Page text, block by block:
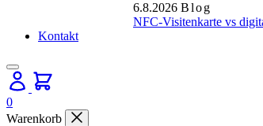
6.8.2026 Blog
NFC-Visitenkarte vs
Kontakt
0
Warenkorb